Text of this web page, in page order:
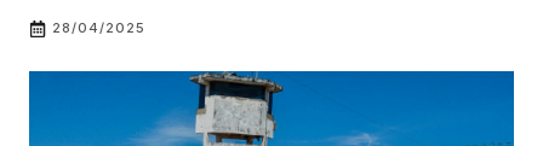
28/04/2025